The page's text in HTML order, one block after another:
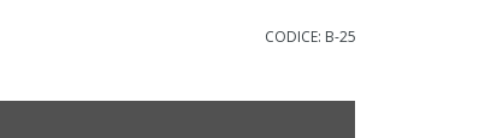
CODICE: B-25